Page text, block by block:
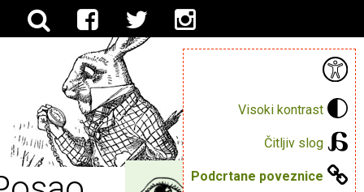
Visoki kontrast
Čitljiv slog
Podcrtane poveznice